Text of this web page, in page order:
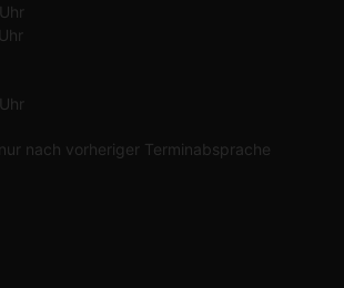
nach vorheriger Terminabsprache